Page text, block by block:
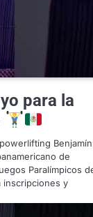
para la
Benjamín
de
Paralímpicos
inscripciones y